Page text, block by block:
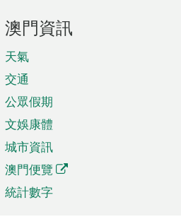
澳門資訊
天氣
交通
公眾假期
文娛康體
城市資訊
澳門便覽
統計數字